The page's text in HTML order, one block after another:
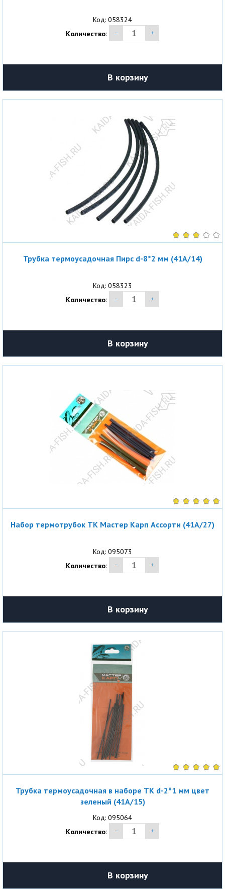
Код: 058324
Количество:
В корзину
Трубка термоусадочная Пирс d-8*2 мм (41A/14)
Код: 058323
Количество:
В корзину
Набор термотрубок ТК Мастер Карп Ассорти (41A/27)
Код: 095073
Количество:
В корзину
Трубка термоусадочная в наборе ТК d-2*1 мм цвет
зеленый (41A/15)
Код: 095064
Количество:
В корзину